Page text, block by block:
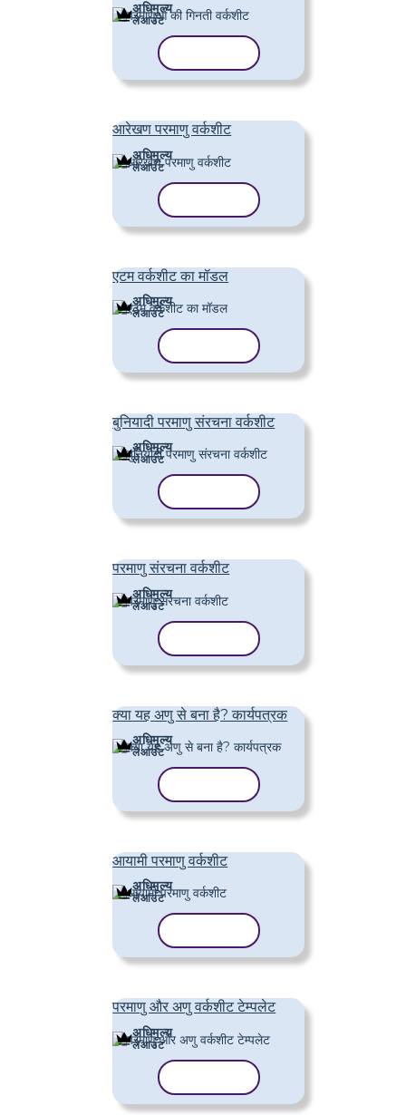
अधिमूल्य
लेआउट
आरेखण परमाणु वर्कशीट
अधिमूल्य
लेआउट
एटम वर्कशीट का मॉडल
अधिमूल्य
लेआउट
बुनियादी परमाणु संरचना वर्कशीट
अधिमूल्य
लेआउट
परमाणु संरचना वर्कशीट
अधिमूल्य
लेआउट
क्या यह अणु से बना है? कार्यपत्रक
अधिमूल्य
लेआउट
आयामी परमाणु वर्कशीट
अधिमूल्य
लेआउट
परमाणु और अणु वर्कशीट टेम्पलेट
अधिमूल्य
लेआउट